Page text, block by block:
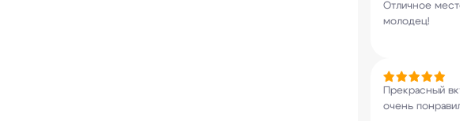
Отличное
молодец!
Прекрасный
очень